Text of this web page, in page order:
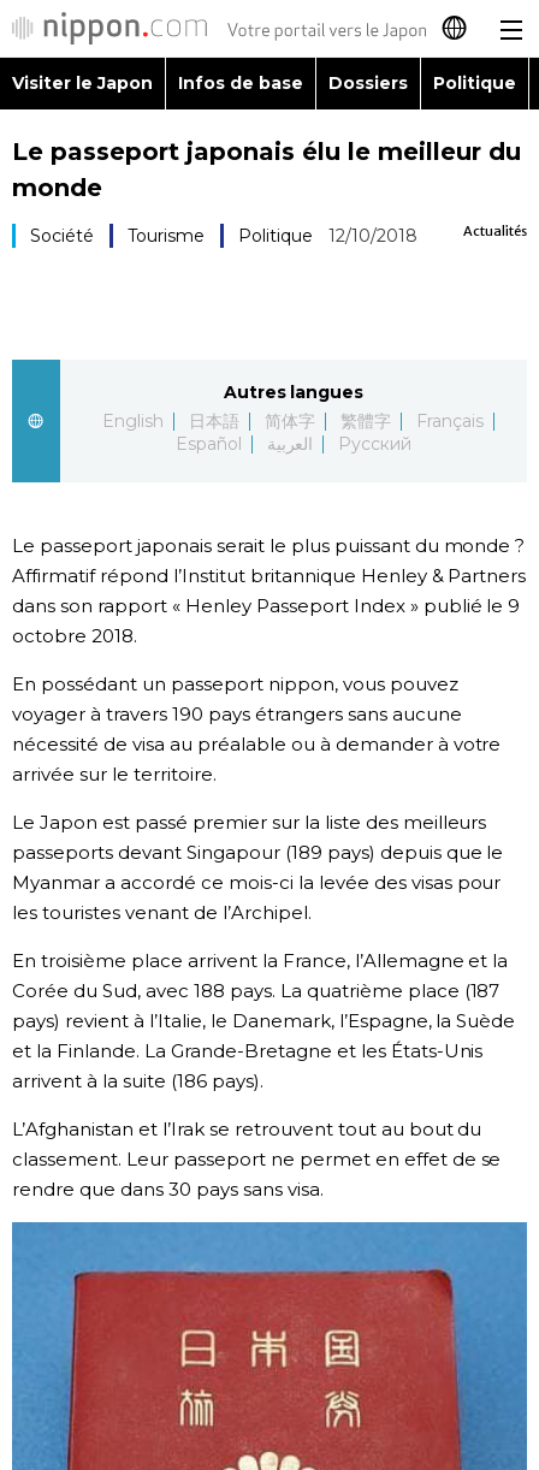
日本語
English
Русский
Visiter le Japon
Dossiers
Politique
Société
Culture
Gastronomie
Le japonais
En plus
Données
Séries
Personnages
Chroniques
Images
Tokyo
official SNS
Visiter le Japon Infos de base Dossiers Politique
Le passeport japonais élu le meilleur du
monde
Actualités
Société Tourisme Politique 12/10/2018
Autres langues
English
日本語 简体字 繁體字
Français
Español
العربية Русский
Le passeport japonais serait le plus puissant du monde ?
Affirmatif répond l’Institut britannique Henley & Partners
dans son rapport « Henley Passeport Index » publié le 9
octobre 2018.
En possédant un passeport nippon, vous pouvez
voyager à travers 190 pays étrangers sans aucune
nécessité de visa au préalable ou à demander à votre
arrivée sur le territoire.
Le Japon est passé premier sur la liste des meilleurs
passeports devant Singapour (189 pays) depuis que le
Myanmar a accordé ce mois-ci la levée des visas pour
les touristes venant de l’Archipel.
En troisième place arrivent la France, l’Allemagne et la
Corée du Sud, avec 188 pays. La quatrième place (187
pays) revient à l’Italie, le Danemark, l’Espagne, la Suède
et la Finlande. La Grande-Bretagne et les États-Unis
arrivent à la suite (186 pays).
L’Afghanistan et l’Irak se retrouvent tout au bout du
classement. Leur passeport ne permet en effet de se
rendre que dans 30 pays sans visa.